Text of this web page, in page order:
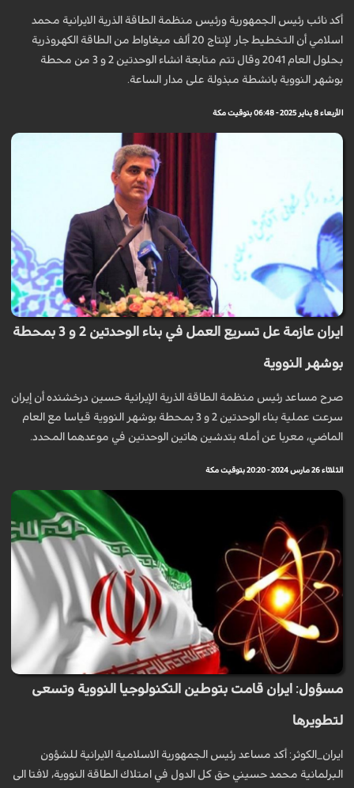
أكد نائب رئيس الجمهورية ورئيس منظمة الطاقة الذرية الايرانية محمد
اسلامي أن التخطيط جار لإنتاج 20 ألف ميغاواط من الطاقة الكهروذرية
بحلول العام 2041 وقال تتم متابعة انشاء الوحدتين 2 و 3 من محطة
بوشهر النووية بانشطة مبذولة على مدار الساعة.
الأربعاء 8 يناير 2025 - 06:48 بتوقيت مكة
ايران عازمة عل تسريع العمل في بناء الوحدتين 2 و 3 بمحطة
بوشهر النووية
صرح مساعد رئيس منظمة الطاقة الذرية الإيرانية حسين درخشنده أن إيران
سرعت عملية بناء الوحدتين 2 و 3 بمحطة بوشهر النووية قياسا مع العام
الماضي، معربا عن أمله بتدشين هاتين الوحدتين في موعدهما المحدد.
الثلاثاء 26 مارس 2024 - 20:20 بتوقيت مكة
مسؤول: ايران قامت بتوطين التكنولوجيا النووية وتسعى
لتطويرها
ايران_الكوثر: أكد مساعد رئيس الجمهورية الاسلامية الايرانية للشؤون
البرلمانية محمد حسيني حق كل الدول في امتلاك الطاقة النووية، لافتا الى